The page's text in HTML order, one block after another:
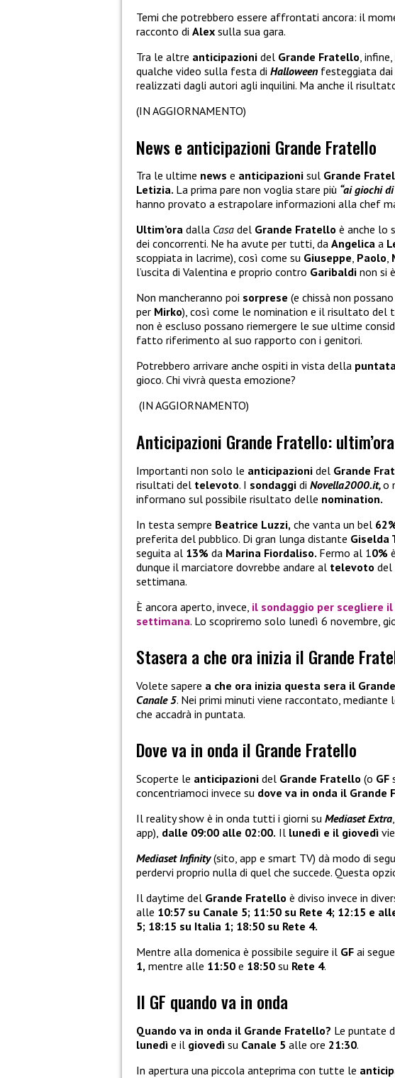
Temi che potrebbero essere affrontati ancora: il
racconto di Alex sulla sua gara.
Tra le altre anticipazioni del Grande Fratello,
qualche video sulla festa di Halloween festeggiata
realizzati dagli autori agli inquilini. Ma anche il
(IN AGGIORNAMENTO)
News e anticipazioni Grande Fratello
Tra le ultime news e anticipazioni sul Grande
Letizia. La prima pare non voglia stare più “ai giochi
hanno provato a estrapolare informazioni alla chef
Ultim’ora dalla Casa del Grande Fratello è anche lo
dei concorrenti. Ne ha avute per tutti, da Angelica a
scoppiata in lacrime), così come su Giuseppe, Paolo,
l’uscita di Valentina e proprio contro Garibaldi non si
Non mancheranno poi sorprese (e chissà non
per Mirko), così come le nomination e il risultato del
non è escluso possano riemergere le sue ultime
fatto riferimento al suo rapporto con i genitori.
Potrebbero arrivare anche ospiti in vista della
gioco. Chi vivrà questa emozione?
(IN AGGIORNAMENTO)
Anticipazioni Grande Fratello:
Importanti non solo le anticipazioni del Grande
risultati del televoto. I sondaggi di Novella2000.it,o
informano sul possibile risultato delle nomination.
In testa sempre Beatrice Luzzi, che vanta un bel
preferita del pubblico. Di gran lunga distante Giselda
seguita al 13% da Marina Fiordaliso. Fermo al 10%
dunque il marciatore dovrebbe andare al televoto del
settimana.
È ancora aperto, invece, il sondaggio per scegliere
settimana. Lo scopriremo solo lunedì 6 novembre,
Stasera a che ora inizia il Grande
Volete sapere a che ora inizia questa sera il
Canale 5. Nei primi minuti viene raccontato, mediante
che accadrà in puntata.
Dove va in onda il Grande Fratello
Scoperte le anticipazioni del Grande Fratello (o GF
concentriamoci invece su dove va in onda il Grande
Il reality show è in onda tutti i giorni su Mediaset Extra
app), dalle 09:00 alle 02:00. Il lunedì e il giovedì
Mediaset Infinity(sito, app e smart TV) dà modo di
perdervi proprio nulla di quel che succede. Questa
Il daytime del Grande Fratello è diviso invece in
alle 10:57 su Canale 5; 11:50 su Rete 4; 12:15 e
5; 18:15 su Italia 1; 18:50 su Rete 4.
Mentre alla domenica è possibile seguire il GF ai
1, mentre alle 11:50 e 18:50 su Rete 4.
Il GF quando va in onda
Quando va in onda il Grande Fratello? Le puntate
lunedì e il giovedì su Canale 5 alle ore 21:30.
In apertura una piccola anteprima con tutte le